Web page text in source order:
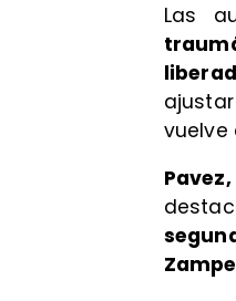
Las
vuelve